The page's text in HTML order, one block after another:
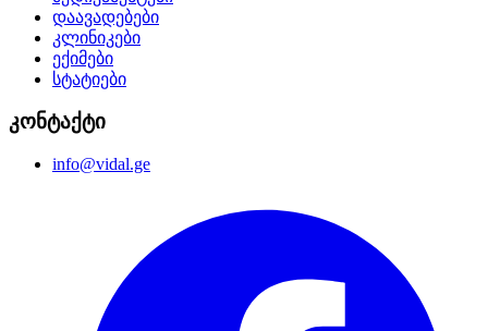
დაავადებები
კლინიკები
ექიმები
სტატიები
კონტაქტი
info@vidal.ge